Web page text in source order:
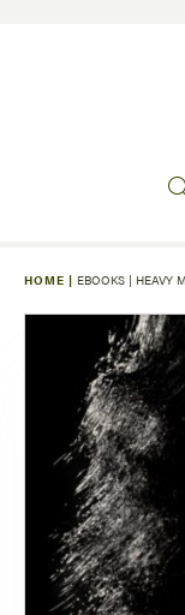
HOME | EBOOKS | HEAVY